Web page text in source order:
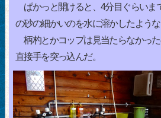
ぱかっと開けると、4分目ぐらいま
の砂の細かいのを水に溶かしたような
柄杓とかコップは見当たらなかっ
直接手を突っ込んだ。